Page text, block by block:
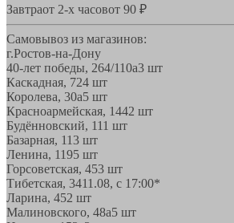
Завтраот 2-х часовот 90 ₽
Самовывоз из магазинов:
г.Ростов-на-Дону
40-лет победы, 264/110а3 шт
Каскадная, 724 шт
Королева, 30а5 шт
Красноармейская, 1442 шт
Будённовский, 111 шт
Базарная, 113 шт
Ленина, 1195 шт
Горсоветская, 453 шт
Тибетская, 3411.08, с 17:00*
Ларина, 452 шт
Малиновского, 48а5 шт